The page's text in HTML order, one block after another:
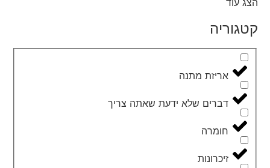
הצג עוד
קטגוריה
אריזת מתנה
דברים שלא ידעת שאתה צריך
חומרה
זיכרונות